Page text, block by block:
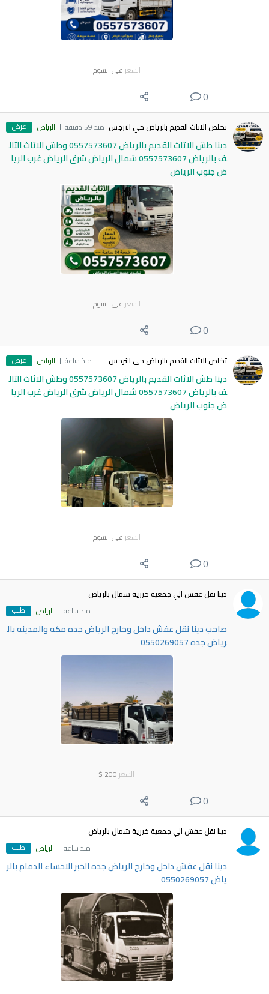
السعر على السوم
0
تخلص الاثاث القديم بالرياض حي النرجس منذ 59 دقيقة الرياض عرض
دينا طش الاثاث القديم بالرياض 0557573607 وطش الاثاث التال
ف بالرياض 0557573607 شمال الرياض شرق الرياض غرب الريا
ض جنوب الرياض
السعر على السوم
0
تخلص الاثاث القديم بالرياض حي النرجس منذ ساعة الرياض عرض
دينا طش الاثاث القديم بالرياض 0557573607 وطش الاثاث التال
ف بالرياض 0557573607 شمال الرياض شرق الرياض غرب الريا
ض جنوب الرياض
السعر على السوم
0
دينا نقل عفش الي جمعية خيرية شمال بالرياض
منذ ساعة
الرياض طلب
صاحب دينا نقل عفش داخل وخارج الرياض جده مكه والمدينه بال
رياض جده 0550269057
السعر 200
$
0
دينا نقل عفش الي جمعية خيرية شمال بالرياض
منذ ساعة
الرياض طلب
دينا نقل عفش داخل وخارج الرياض جده الخبر الاحساء الدمام بالر
ياض 0550269057